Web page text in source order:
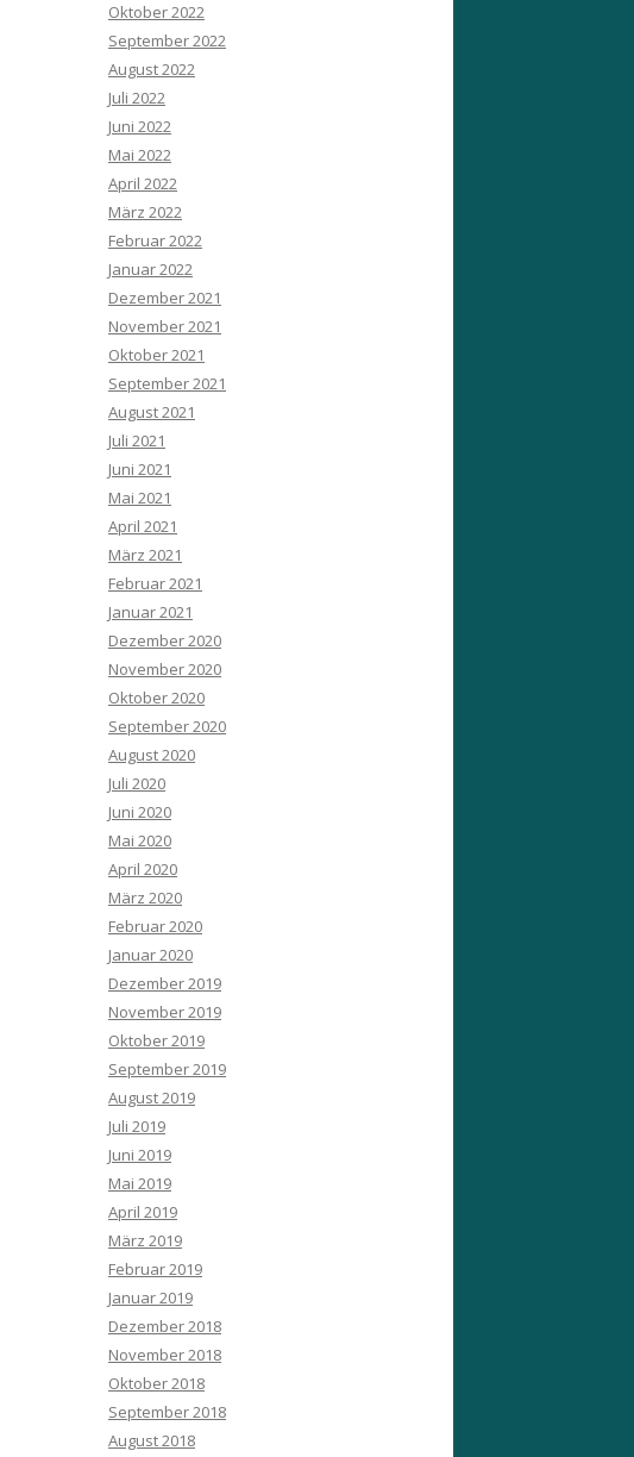
Oktober 2022
September 2022
August 2022
Juli 2022
Juni 2022
Mai 2022
April 2022
März 2022
Februar 2022
Januar 2022
Dezember 2021
November 2021
Oktober 2021
September 2021
August 2021
Juli 2021
Juni 2021
Mai 2021
April 2021
März 2021
Februar 2021
Januar 2021
Dezember 2020
November 2020
Oktober 2020
September 2020
August 2020
Juli 2020
Juni 2020
Mai 2020
April 2020
März 2020
Februar 2020
Januar 2020
Dezember 2019
November 2019
Oktober 2019
September 2019
August 2019
Juli 2019
Juni 2019
Mai 2019
April 2019
März 2019
Februar 2019
Januar 2019
Dezember 2018
November 2018
Oktober 2018
September 2018
August 2018